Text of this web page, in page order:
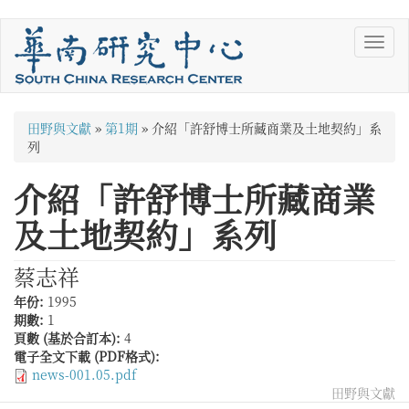
您
在
這
裡
田野與文獻 » 第1期 » 介紹「許舒博士所藏商業及土地契約」系
列
介紹「許舒博士所藏商業
及土地契約」系列
蔡志祥
年份: 1995
期數: 1
頁數 (基於合訂本): 4
電子全文下載 (PDF格式):
news-001.05.pdf
田野與文獻